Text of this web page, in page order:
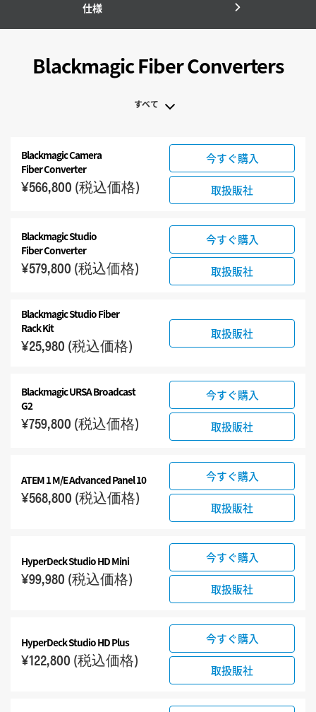
仕様
Blackmagic Fiber Converters
すべて
Blackmagic Fiber Converters
関連製品
Blackmagic Camera
Fiber Converter
¥566,800 (税込価格)
今すぐ購入
取扱販社
Blackmagic Studio
Fiber Converter
¥579,800 (税込価格)
今すぐ購入
取扱販社
Blackmagic Studio Fiber
Rack Kit
¥25,980 (税込価格)
取扱販社
Blackmagic URSA Broadcast
G2
¥759,800 (税込価格)
今すぐ購入
取扱販社
ATEM 1 M/E Advanced Panel 10
¥568,800 (税込価格)
今すぐ購入
取扱販社
HyperDeck Studio HD Mini
¥99,980 (税込価格)
今すぐ購入
取扱販社
HyperDeck Studio HD Plus
¥122,800 (税込価格)
今すぐ購入
取扱販社